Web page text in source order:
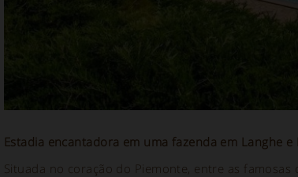
Estadia encantadora em uma fazenda em Langhe
Situada no coração do Piemonte, entre as famosas